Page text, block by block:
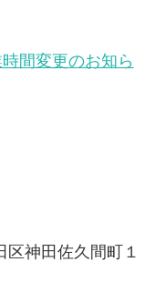
間変更のお知ら
神田佐久間町１